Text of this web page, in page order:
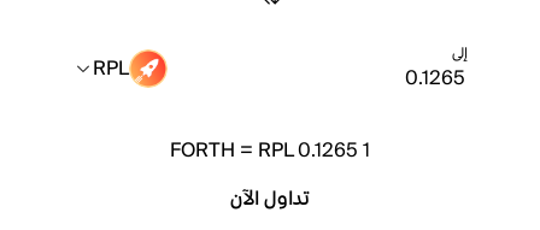
إلى RPL
1
FORTH = RPL 0.1265
تداول الآن